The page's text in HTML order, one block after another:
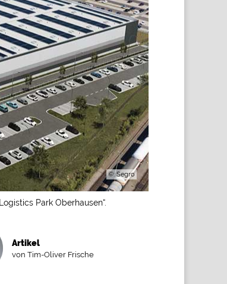
©: Segro
Park Oberhausen“.
Artikel
von Tim-Oliver Frische